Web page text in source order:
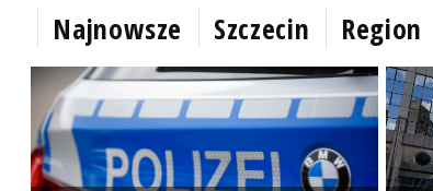
Najnowsze Szczecin Region